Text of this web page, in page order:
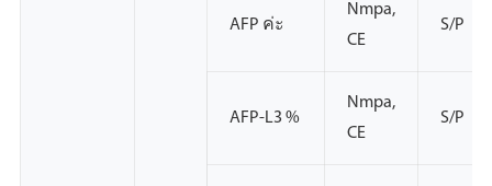
AFP ค่ะ
Nmpa,
CE
S/P
AFP-L3 %
Nmpa,
CE
S/P